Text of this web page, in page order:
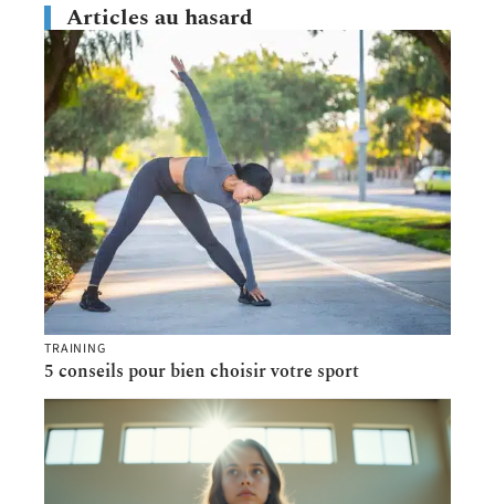
Articles au hasard
TRAINING
5 conseils pour bien choisir votre sport